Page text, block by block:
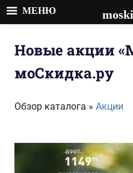
Новые акции
моСкидка.ру
Обзор каталога » Акции
МЕНЮ